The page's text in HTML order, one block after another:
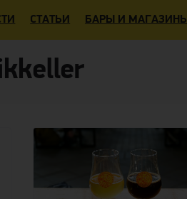
СТАТЬИ БАРЫ И МАГАЗИНЫ